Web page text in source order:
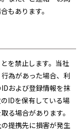
もあります。
を禁止します。当社
為があった場合、利
および登録情報を抹
IDを保有している場
る場合があります。
提携先に損害が発生